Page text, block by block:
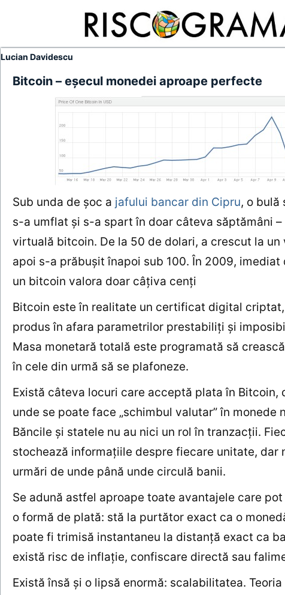
Lucian Davidescu
Bitcoin – eşecul monedei aproape perfecte
Sub unda de şoc a jafului bancar din Cipru, o bulă
s-a umflat şi s-a spart în doar câteva săptămâni –
virtuală bitcoin. De la 50 de dolari, a crescut la un
apoi s-a prăbuşit înapoi sub 100. În 2009, imediat
un bitcoin valora doar câţiva cenţi
Bitcoin este în realitate un certificat digital
produs în afara parametrilor prestabiliţi şi
Masa monetară totală este programată să
în cele din urmă să se plafoneze.
Există câteva locuri care acceptă plata în Bitcoin,
unde se poate face „schimbul valutar” în monede
Băncile şi statele nu au nici un rol în tranzacţii.
stochează informaţiile despre fiecare unitate, dar
urmări de unde până unde circulă banii.
Se adună astfel aproape toate avantajele care
o formă de plată: stă la purtător exact ca o
poate fi trimisă instantaneu la distanţă exact ca
există risc de inflaţie, confiscare directă sau
Există însă şi o lipsă enormă: scalabilitatea.